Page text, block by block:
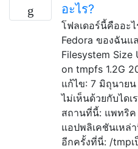
อะไร?
โฟลเดอร์นี้คืออะ
Fedora ของฉันแ
Filesystem Size
on tmpfs 1.2G
แก้ไข: 7 มิถุนาย
ไม่เห็นด้วยกับได
สถานที่นี้: แพทริ
แอปพลิเคชันเหล่
อีกครั้งที่นี่: /tmpเ